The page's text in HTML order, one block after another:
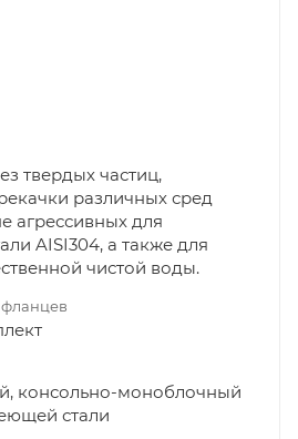
твердых частиц,
различных сред
агрессивных для
AISI304, а также для
чистой воды.
фланцев
консольно-моноблочный
стали